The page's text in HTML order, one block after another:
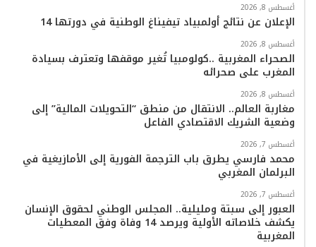
أغسطس 8, 2026
الإعلان عن نتائج أولمبياد تيفيناغ الوطنية في دورتها 14
أغسطس 8, 2026
الصحراء المغربية ..كولومبيا تُغير موقفها وتعترف بسيادة
المغرب على صحرائه
أغسطس 8, 2026
مغاربة العالم.. الانتقال من منطق “التحويلات المالية” إلى
وضعية الشريك الاقتصادي الفاعل
أغسطس 7, 2026
محمد فارسي يطرق باب الترجمة الفورية إلى الأمازيغية في
البرلمان المغربي
أغسطس 7, 2026
العبور إلى سبتة ومليلية.. المجلس الوطني لحقوق الإنسان
يكشف خلاصاته الأولية ويرصد 14 وفاة وفق المعطيات
المغربية